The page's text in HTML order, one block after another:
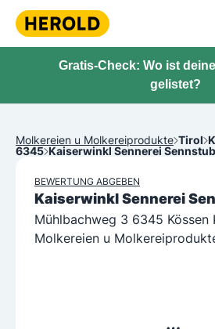
Gratis-Check: Wo ist
gelistet?
Molkereien u Molkereiprodukte Tirol
6345 Kaiserwinkl Sennerei
BEWERTUNG ABGEBEN
Kaiserwinkl Sennerei
Mühlbachweg 3 6345 Kössen
Molkereien u